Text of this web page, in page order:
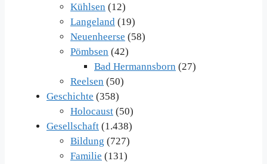
Kühlsen (12)
Langeland (19)
Neuenheerse (58)
Pömbsen (42)
Bad Hermannsborn (27)
Reelsen (50)
Geschichte (358)
Holocaust (50)
Gesellschaft (1.438)
Bildung (727)
Familie (131)